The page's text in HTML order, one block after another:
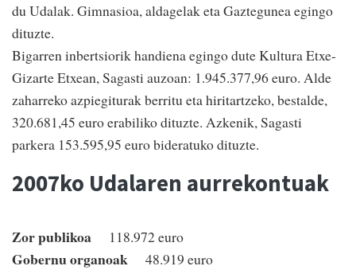
du Udalak. Gimnasioa, aldagelak eta Gaztegunea egingo
dituzte.
Bigarren inbertsiorik handiena egingo dute Kultura Etxe-
Gizarte Etxean, Sagasti auzoan: 1.945.377,96 euro. Alde
zaharreko azpiegiturak berritu eta hiritartzeko, bestalde,
320.681,45 euro erabiliko dituzte. Azkenik, Sagasti
parkera 153.595,95 euro bideratuko dituzte.
2007ko Udalaren aurrekontuak
Zor publikoa 118.972 euro
Gobernu organoak 48.919 euro